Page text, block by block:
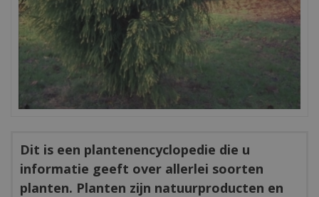
Dit is een plantenencyclopedie die u
informatie geeft over allerlei soorten
planten. Planten zijn natuurproducten en